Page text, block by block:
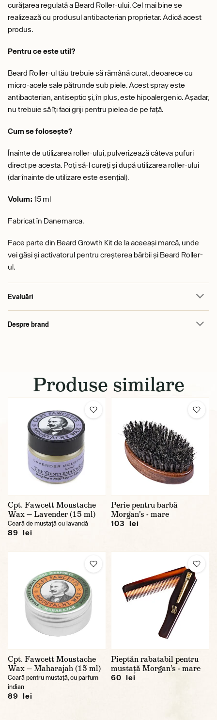
curățarea regulată a Beard Roller-ului. Cel mai bine se
realizează cu produsul antibacterian proprietar. Adică acest
produs.
Pentru ce este util?
Beard Roller-ul tău trebuie să rămână curat, deoarece cu
micro-acele sale pătrunde sub piele. Acest spray este
antibacterian, antiseptic și, în plus, este hipoalergenic. Așadar,
nu trebuie să îți faci griji pentru pielea de pe față.
Cum se folosește?
Înainte de utilizarea roller-ului, pulverizează câteva pufuri
direct pe acesta. Poți să-l cureți și după utilizarea roller-ului
(dar înainte de utilizare este esențial).
Volum: 15 ml
Fabricat în Danemarca.
Face parte din Beard Growth Kit de la aceeași marcă, unde
vei găsi și activatorul pentru creșterea bărbii și Beard Roller-
ul.
Evaluări
Despre brand
Produse similare
Cpt. Fawcett Moustache
Wax — Lavender (15 ml)
Ceară de mustață cu lavandă
89 lei
Perie pentru barbă
Morgan's - mare
103 lei
Cpt. Fawcett Moustache
Wax — Maharajah (15 ml)
Ceară pentru mustață, cu parfum
indian
89 lei
Pieptăn rabatabil pentru
mustață Morgan’s - mare
60 lei